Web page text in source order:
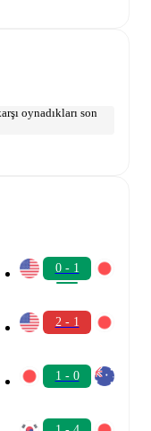
oynadıkları son
0 - 1
2 - 1
1 - 0